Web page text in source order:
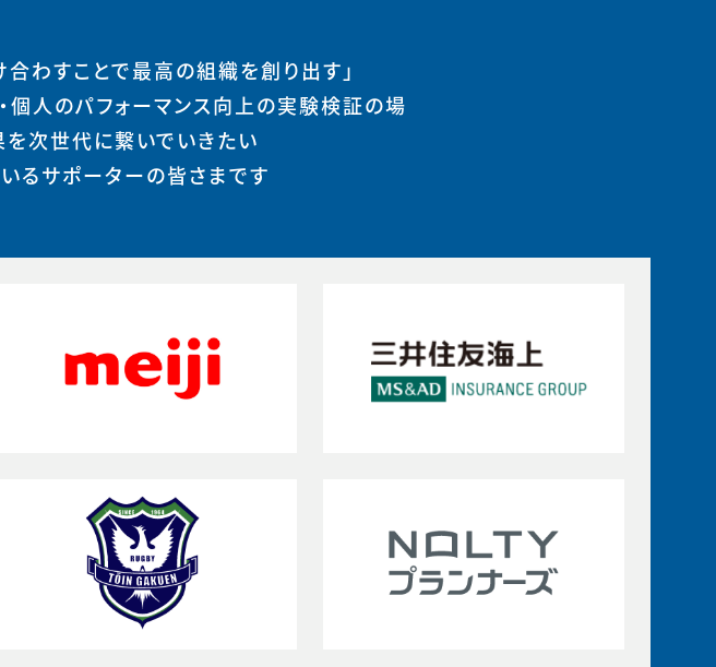
わすことで最高の組織を創り出す」
個人のパフォーマンス向上の実験検証の場
次世代に繋いでいきたい
るサポーターの皆さまです